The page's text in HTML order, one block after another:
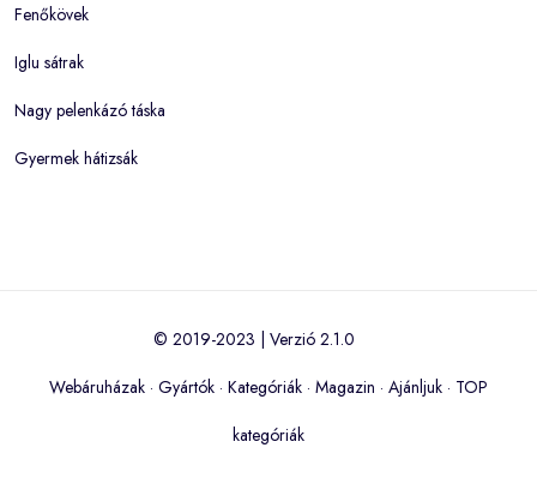
Fenőkövek
Iglu sátrak
Nagy pelenkázó táska
Gyermek hátizsák
© 2019-2023 | Verzió 2.1.0
Webáruházak · Gyártók · Kategóriák · Magazin · Ajánljuk · TOP
kategóriák